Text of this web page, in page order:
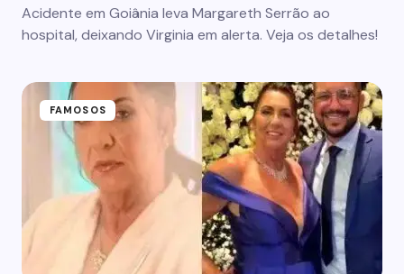
Acidente em Goiânia leva Margareth Serrão ao
hospital, deixando Virginia em alerta. Veja os detalhes!
FAMOSOS